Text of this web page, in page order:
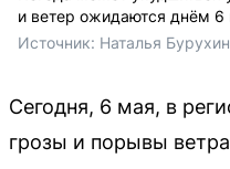
и ветер ожидаются днём 6
Источник: Наталья
Сегодня, 6 мая, в
грозы и порывы